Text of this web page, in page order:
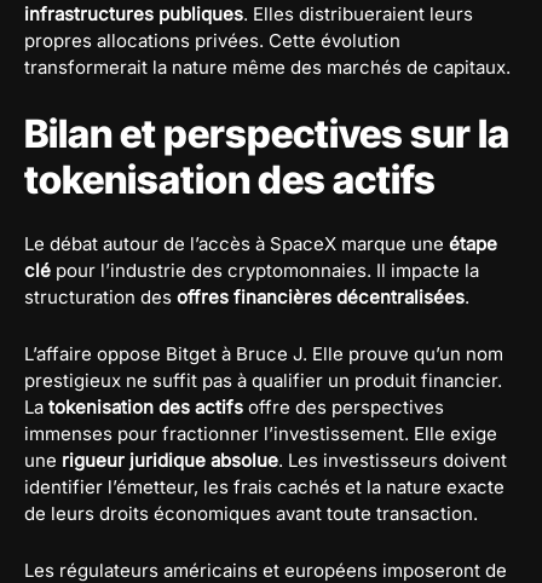
infrastructures publiques. Elles distribueraient leurs
propres allocations privées. Cette évolution
transformerait la nature même des marchés de capitaux.
Bilan et perspectives sur la
tokenisation des actifs
Le débat autour de l’accès à SpaceX marque une étape
clé pour l’industrie des cryptomonnaies. Il impacte la
structuration des offres financières décentralisées.
L’affaire oppose Bitget à Bruce J. Elle prouve qu’un nom
prestigieux ne suffit pas à qualifier un produit financier.
La tokenisation des actifs offre des perspectives
immenses pour fractionner l’investissement. Elle exige
une rigueur juridique absolue. Les investisseurs doivent
identifier l’émetteur, les frais cachés et la nature exacte
de leurs droits économiques avant toute transaction.
Les régulateurs américains et européens imposeront de